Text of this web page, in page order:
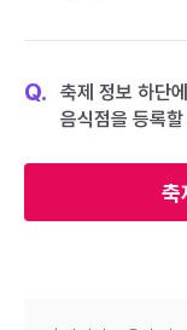
축
Q.
축제 정보 하단
음식점을 등록